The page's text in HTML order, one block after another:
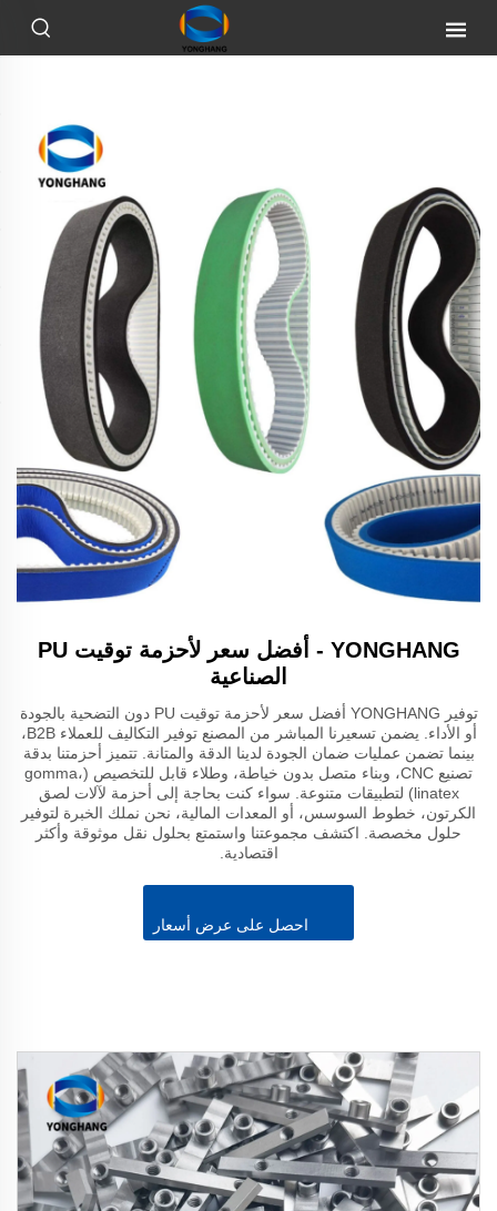
YONGHANG - أفضل سعر لأحزمة توقيت PU
الصناعية
توفير YONGHANG أفضل سعر لأحزمة توقيت PU دون التضحية بالجودة
أو الأداء. يضمن تسعيرنا المباشر من المصنع توفير التكاليف للعملاء B2B،
بينما تضمن عمليات ضمان الجودة لدينا الدقة والمتانة. تتميز أحزمتنا بدقة
تصنيع CNC، وبناء متصل بدون خياطة، وطلاء قابل للتخصيص (gomma،
linatex) لتطبيقات متنوعة. سواء كنت بحاجة إلى أحزمة لآلات لصق
الكرتون، خطوط السوسس، أو المعدات المالية، نحن نملك الخبرة لتوفير
حلول مخصصة. اكتشف مجموعتنا واستمتع بحلول نقل موثوقة وأكثر
اقتصادية.
احصل على عرض أسعار